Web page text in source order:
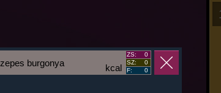
kcal
burgonya
ZS:
0
SZ:
0
F:
0